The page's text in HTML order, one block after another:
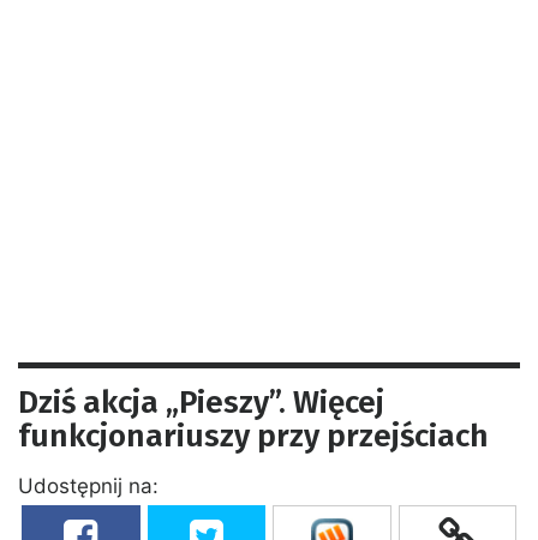
Dziś akcja „Pieszy”. Więcej
funkcjonariuszy przy przejściach
Udostępnij na: